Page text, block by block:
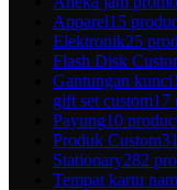
Apparel15
Elektronik25
Flash Disk
Gantungan kunci
gift set custom17
Payung10
Produk Custom
Stationary282
Tempat kartu